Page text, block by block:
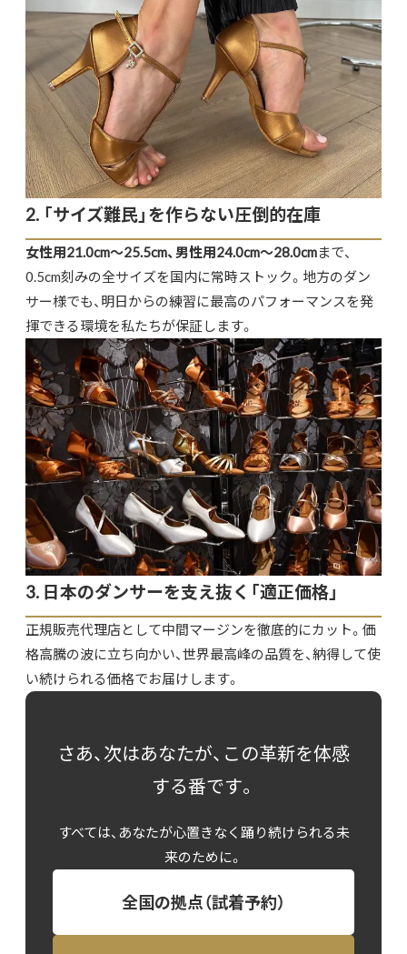
2. 「サイズ難民」を作らない圧倒的在庫
女性用21.0cm〜25.5cm、男性用24.0cm〜28.0cmまで、
0.5cm刻みの全サイズを国内に常時ストック。地方のダン
サー様でも、明日からの練習に最高のパフォーマンスを発
揮できる環境を私たちが保証します。
3. 日本のダンサーを支え抜く「適正価格」
正規販売代理店として中間マージンを徹底的にカット。価
格高騰の波に立ち向かい、世界最高峰の品質を、納得して使
い続けられる価格でお届けします。
さあ、次はあなたが、この革新を体感
する番です。
すべては、あなたが心置きなく踊り続けられる未
来のために。
全国の拠点（試着予約）